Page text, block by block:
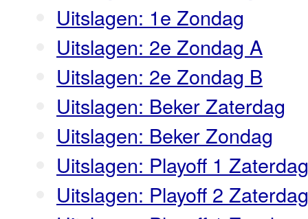
Uitslagen: 1e Zondag
Uitslagen: 2e Zondag A
Uitslagen: 2e Zondag B
Uitslagen: Beker Zaterdag
Uitslagen: Beker Zondag
Uitslagen: Playoff 1 Zaterdag
Uitslagen: Playoff 2 Zaterdag